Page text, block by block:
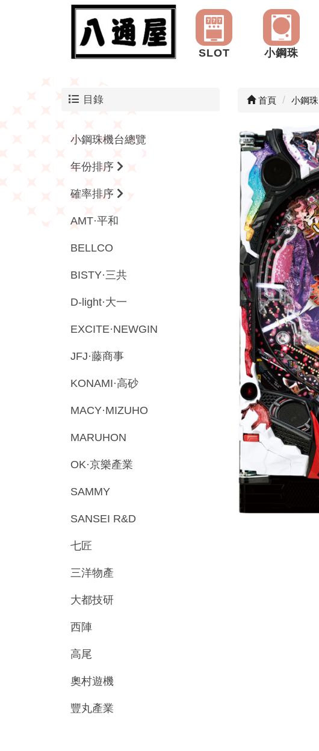
SLOT 小鋼珠
目錄
小鋼珠機台總覽
年份排序
確率排序
AMT·平和
BELLCO
BISTY·三共
D-light·大一
EXCITE·NEWGIN
JFJ·藤商事
KONAMI·高砂
MACY·MIZUHO
MARUHON
OK·京樂產業
SAMMY
SANSEI R&D
七匠
三洋物產
大都技研
西陣
高尾
奧村遊機
豐丸產業
首頁 小鋼珠